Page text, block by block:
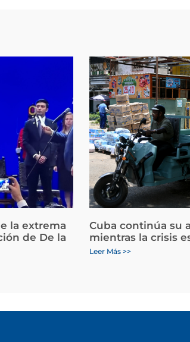
la extrema
de De la
Cuba continúa su
mientras la crisis
Leer Más >>